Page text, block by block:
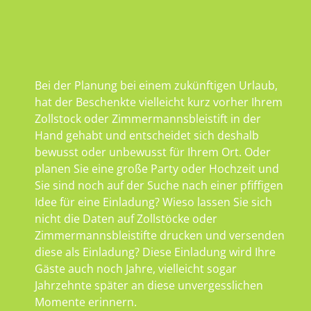
Bei der Planung bei einem zukünftigen Urlaub,
hat der Beschenkte vielleicht kurz vorher Ihrem
Zollstock oder Zimmermannsbleistift in der
Hand gehabt und entscheidet sich deshalb
bewusst oder unbewusst für Ihrem Ort. Oder
planen Sie eine große Party oder Hochzeit und
Sie sind noch auf der Suche nach einer pfiffigen
Idee für eine Einladung? Wieso lassen Sie sich
nicht die Daten auf Zollstöcke oder
Zimmermannsbleistifte drucken und versenden
diese als Einladung? Diese Einladung wird Ihre
Gäste auch noch Jahre, vielleicht sogar
Jahrzehnte später an diese unvergesslichen
Momente erinnern.